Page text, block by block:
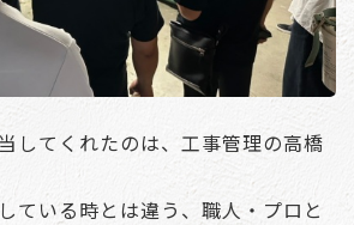
してくれたのは、工事管理の高橋
ている時とは違う、職人・プロと